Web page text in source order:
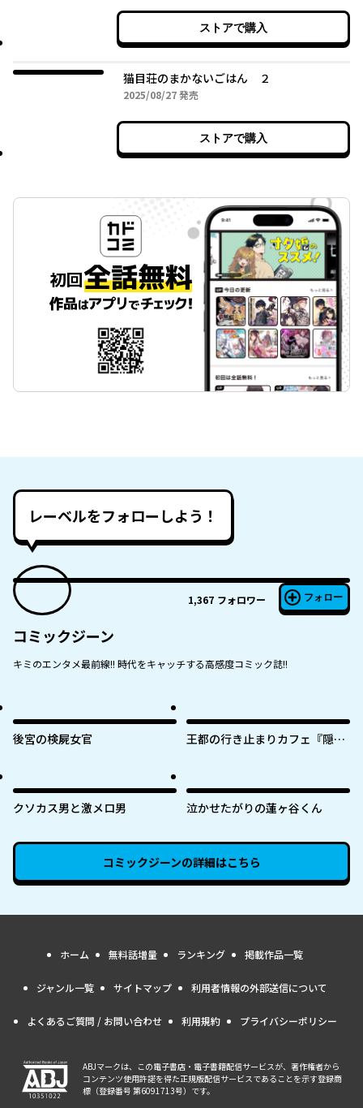
ストアで購入
猫目荘のまかないごはん ２
2025/08/272025年08月27日
発売
ストアで購入
レーベルをフォローしよう！
1,367 フォロワー フォロー
コミックジーン
キミのエンタメ最前線!! 時代をキャッチする高感度コミック誌!!
後宮の検屍女官
王都の行き止まりカフェ『隠れ
ぎに来ます～
クソカス男と激メロ男
泣かせたがりの蓮ヶ谷くん
コミックジーンの詳細はこちら
ホーム 無料話増量 ランキング 掲載作品一覧
ジャンル一覧 サイトマップ 利用者情報の外部送信について
よくあるご質問 / お問い合わせ 利用規約 プライバシーポリシー
ABJマークは、この電子書店・電子書籍配信サービスが、著作権者から
コンテンツ使用許諾を得た正規版配信サービスであることを示す登録商
標（登録番号 第6091713号）です。